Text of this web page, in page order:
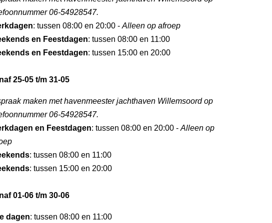
06-54928547.
: tussen 08:00 en 20:00 - Alleen op afroep
en Feestdagen: tussen 08:00 en 11:00
en Feestdagen: tussen 15:00 en 20:00
25-05 t/m 31-05
maken met havenmeester jachthaven Willemsoord op
06-54928547.
en Feestdagen: tussen 08:00 en 20:00 - Alleen op
: tussen 08:00 en 11:00
: tussen 15:00 en 20:00
01-06 t/m 30-06
dagen: tussen 08:00 en 11:00